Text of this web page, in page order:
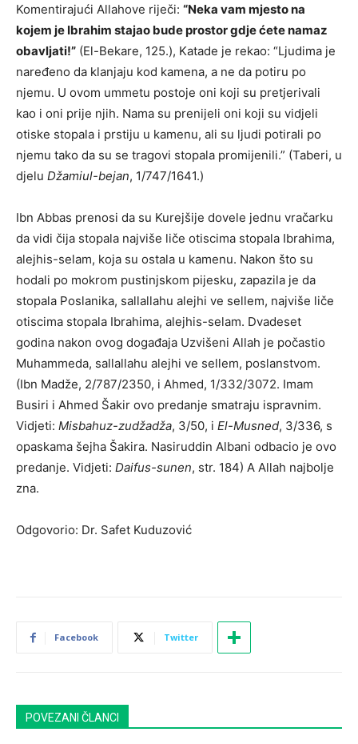
Komentirajući Allahove riječi: “Neka vam mjesto na
kojem je Ibrahim stajao bude prostor gdje ćete namaz
obavljati!” (El-Bekare, 125.), Katade je rekao: “Ljudima je
naređeno da klanjaju kod kamena, a ne da potiru po
njemu. U ovom ummetu postoje oni koji su pretjerivali
kao i oni prije njih. Nama su prenijeli oni koji su vidjeli
otiske stopala i prstiju u kamenu, ali su ljudi potirali po
njemu tako da su se tragovi stopala promijenili.” (Taberi, u
djelu Džamiul-bejan, 1/747/1641.)
Ibn Abbas prenosi da su Kurejšije dovele jednu vračarku
da vidi čija stopala najviše liče otiscima stopala Ibrahima,
alejhis-selam, koja su ostala u kamenu. Nakon što su
hodali po mokrom pustinjskom pijesku, zapazila je da
stopala Poslanika, sallallahu alejhi ve sellem, najviše liče
otiscima stopala Ibrahima, alejhis-selam. Dvadeset
godina nakon ovog događaja Uzvišeni Allah je počastio
Muhammeda, sallallahu alejhi ve sellem, poslanstvom.
(Ibn Madže, 2/787/2350, i Ahmed, 1/332/3072. Imam
Busiri i Ahmed Šakir ovo predanje smatraju ispravnim.
Vidjeti: Misbahuz-zudžadža, 3/50, i El-Musned, 3/336, s
opaskama šejha Šakira. Nasiruddin Albani odbacio je ovo
predanje. Vidjeti: Daifus-sunen, str. 184) A Allah najbolje
zna.
Odgovorio: Dr. Safet Kuduzović
Facebook Twitter
POVEZANI ČLANCI